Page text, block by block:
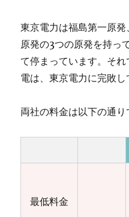
東京電力は福島第一原
原発の3つの原発を持っ
て停まっています。そ
電は、東京電力に完敗し
両社の料金は以下の通り
最低料金